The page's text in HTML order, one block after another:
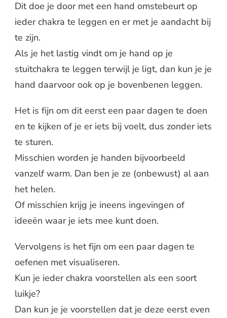
Dit doe je door met een hand omstebeurt op
ieder chakra te leggen en er met je aandacht bij
te zijn.
Als je het lastig vindt om je hand op je
stuitchakra te leggen terwijl je ligt, dan kun je je
hand daarvoor ook op je bovenbenen leggen.
Het is fijn om dit eerst een paar dagen te doen
en te kijken of je er iets bij voelt, dus zonder iets
te sturen.
Misschien worden je handen bijvoorbeeld
vanzelf warm. Dan ben je ze (onbewust) al aan
het helen.
Of misschien krijg je ineens ingevingen of
ideeën waar je iets mee kunt doen.
Vervolgens is het fijn om een paar dagen te
oefenen met visualiseren.
Kun je ieder chakra voorstellen als een soort
luikje?
Dan kun je je voorstellen dat je deze eerst even